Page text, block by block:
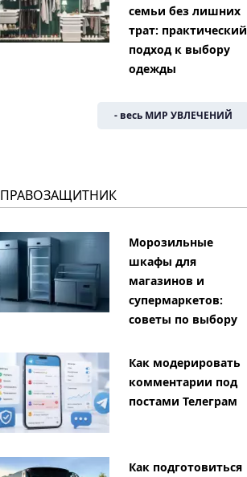
семьи без лишних
трат: практический
подход к выбору
одежды
- весь МИР УВЛЕЧЕНИЙ
ПРАВОЗАЩИТНИК
Морозильные
шкафы для
магазинов и
супермаркетов:
советы по выбору
Как модерировать
комментарии под
постами Телеграм
Как подготовиться